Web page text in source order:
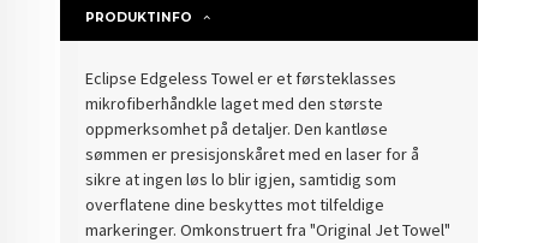
PRODUKTINFO
Eclipse Edgeless Towel er et førsteklasses
mikrofiberhåndkle laget med den største
oppmerksomhet på detaljer. Den kantløse
sømmen er presisjonskåret med en laser for å
sikre at ingen løs lo blir igjen, samtidig som
overflatene dine beskyttes mot tilfeldige
markeringer. Omkonstruert fra "Original Jet Towel"